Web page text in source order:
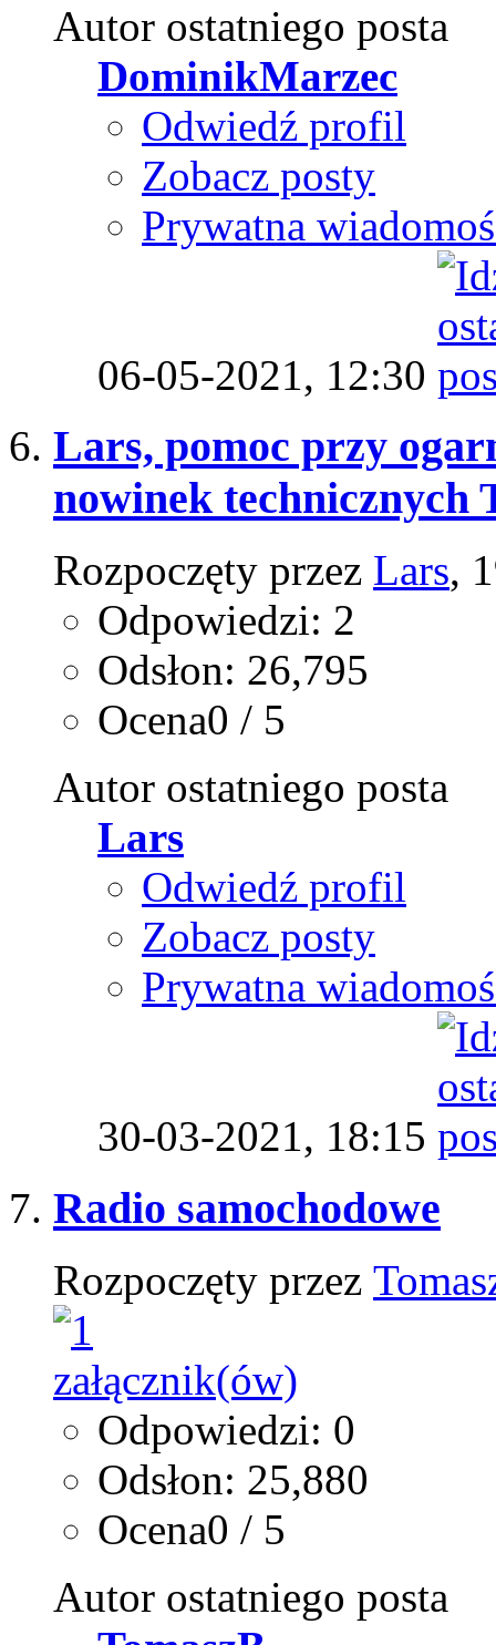
Autor ostatniego posta
DominikMarzec
Odwiedź profil
Zobacz posty
Prywatna
06-05-2021, 12:30
Lars, pomoc przy
nowinek technicznych
Rozpoczęty przez Lars,
Odpowiedzi: 2
Odsłon: 26,795
Ocena0 / 5
Autor ostatniego posta
Lars
Odwiedź profil
Zobacz posty
Prywatna
30-03-2021, 18:15
Radio samochodowe
Rozpoczęty przez
Odpowiedzi: 0
Odsłon: 25,880
Ocena0 / 5
Autor ostatniego posta